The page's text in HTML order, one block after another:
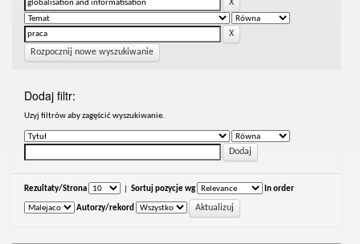
Rozpocznij nowe wyszukiwanie
Dodaj filtr:
Uzyj filtrów aby zagęścić wyszukiwanie.
Rezultaty/Strona Sortuj pozycje wg In order
Autorzy/rekord